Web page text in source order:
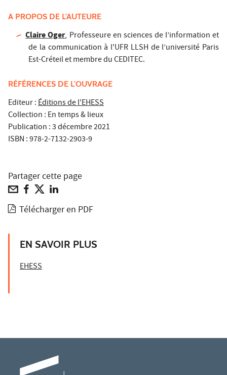
A PROPOS DE L'AUTEURE
Claire Oger, Professeure en sciences de l’information et
de la communication à l'UFR LLSH de l’université Paris
Est-Créteil et membre du CEDITEC.
RÉFÉRENCES DE L'OUVRAGE
Editeur :Éditions de l'EHESS
Collection : En temps & lieux
Publication : 3 décembre 2021
ISBN : 978-2-7132-2903-9
Partager cette page
Télécharger en PDF
EN SAVOIR PLUS
EHESS